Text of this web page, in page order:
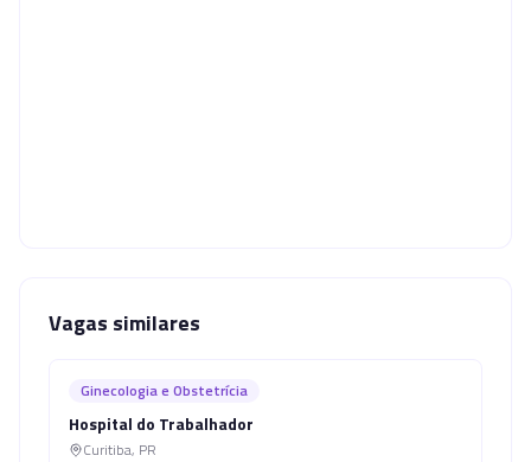
Vagas similares
Ginecologia e Obstetrícia
Hospital do Trabalhador
Curitiba, PR